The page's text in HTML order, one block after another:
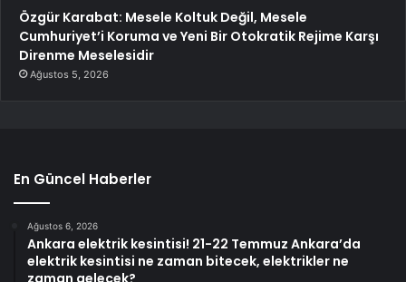
Özgür Karabat: Mesele Koltuk Değil, Mesele
Cumhuriyet’i Koruma ve Yeni Bir Otokratik Rejime Karşı
Direnme Meselesidir
Ağustos 5, 2026
En Güncel Haberler
Ağustos 6, 2026
Ankara elektrik kesintisi! 21-22 Temmuz Ankara’da
elektrik kesintisi ne zaman bitecek, elektrikler ne